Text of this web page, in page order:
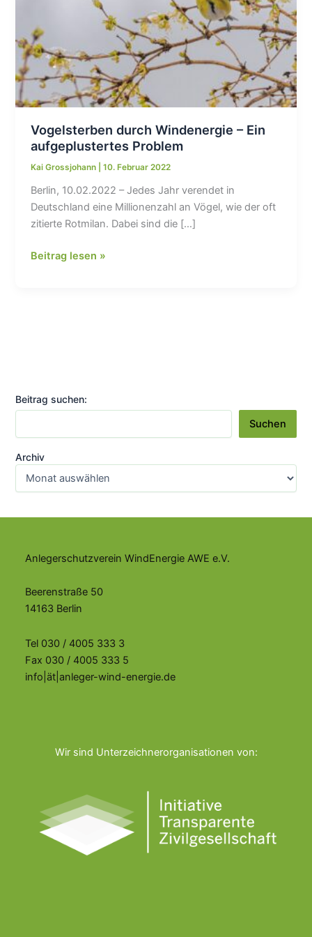
Vogelsterben durch Windenergie – Ein
aufgeplustertes Problem
Kai Grossjohann |10. Februar 2022
Berlin, 10.02.2022 – Jedes Jahr verendet in
Deutschland eine Millionenzahl an Vögel, wie der oft
zitierte Rotmilan. Dabei sind die […]
Vogelsterben
Beitrag lesen »
Beitrag suchen:
Suchen
Archiv
Anlegerschutzverein WindEnergie AWE e.V.
Beerenstraße 50
14163 Berlin
Tel 030 / 4005 333 3
Fax 030 / 4005 333 5
info|ät|anleger-wind-energie.de
Wir sind Unterzeichnerorganisationen von: